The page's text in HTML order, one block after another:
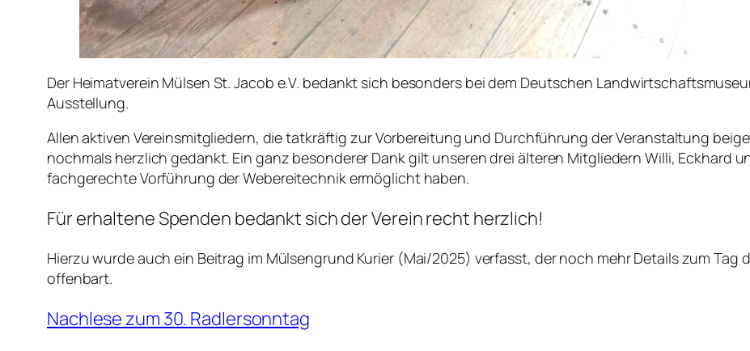
Der Heimatverein Mülsen St. Jacob e.V. bedankt sich besonders bei dem Deutschen
Ausstellung.
Allen aktiven Vereinsmitgliedern, die tatkräftig zur Vorbereitung und Durchführung der Veranstaltung
nochmals herzlich gedankt. Ein ganz besonderer Dank gilt unseren drei älteren Mitgliedern Willi, Eckhard
fachgerechte Vorführung der Webereitechnik ermöglicht haben.
Für erhaltene Spenden bedankt sich der Verein recht herzlich!
Hierzu wurde auch ein Beitrag im Mülsengrund Kurier (Mai/2025) verfasst, der noch mehr Details zum Tag
offenbart.
Nachlese zum 30. Radlersonntag